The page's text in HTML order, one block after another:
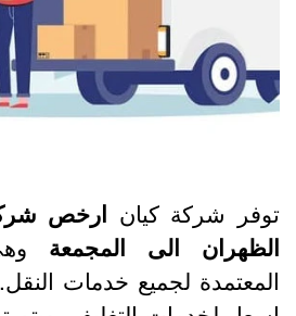
شركة كيانارخص
الى المجمعةوهي
لجميع خدمات النقل.